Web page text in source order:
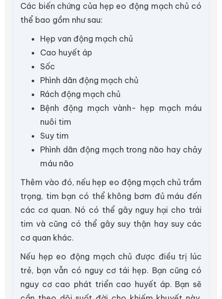
Các biến chứng của hẹp eo động mạch chủ có
thể bao gồm như sau:
Hẹp van động mạch chủ
Cao huyết áp
Sốc
Phình dãn động mạch chủ
Rách động mạch chủ
Bệnh động mạch vành- hẹp mạch máu
nuôi tim
Suy tim
Phình dãn động mạch trong não hay chảy
máu não
Thêm vào đó, nếu hẹp eo động mạch chủ trầm
trọng, tim bạn có thể không bơm đủ máu đến
các cơ quan. Nó có thể gây nguy hại cho trái
tim và cũng có thể gây suy thận hay suy các
cơ quan khác.
Nếu hẹp eo động mạch chủ được điều trị lúc
trẻ, bạn vẫn có nguy cơ tái hẹp. Bạn cũng có
nguy cơ cao phát triển cao huyết áp. Bạn sẽ